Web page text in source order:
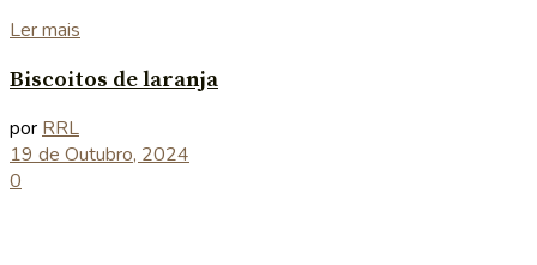
Ler mais
Biscoitos de laranja
porRRL
19 de Outubro, 2024
0